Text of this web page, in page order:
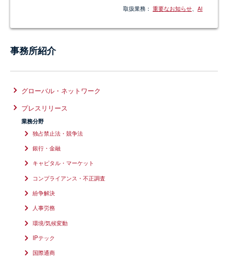
取扱業務： 重要なお知らせ AI
事務所紹介
グローバル・ネットワーク
プレスリリース
業務分野
独占禁止法・競争法
銀行・金融
キャピタル・マーケット
コンプライアンス・不正調査
紛争解決
人事労務
環境/気候変動
IPテック
国際通商